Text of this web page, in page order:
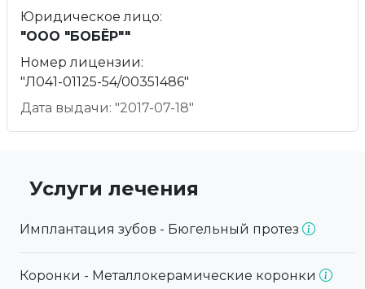
Юридическое лицо:
"ООО "БОБЁР""
Номер лицензии:
"Л041-01125-54/00351486"
Дата выдачи: "2017-07-18"
Услуги лечения
Имплантация зубов - Бюгельный протез
Коронки - Металлокерамические коронки